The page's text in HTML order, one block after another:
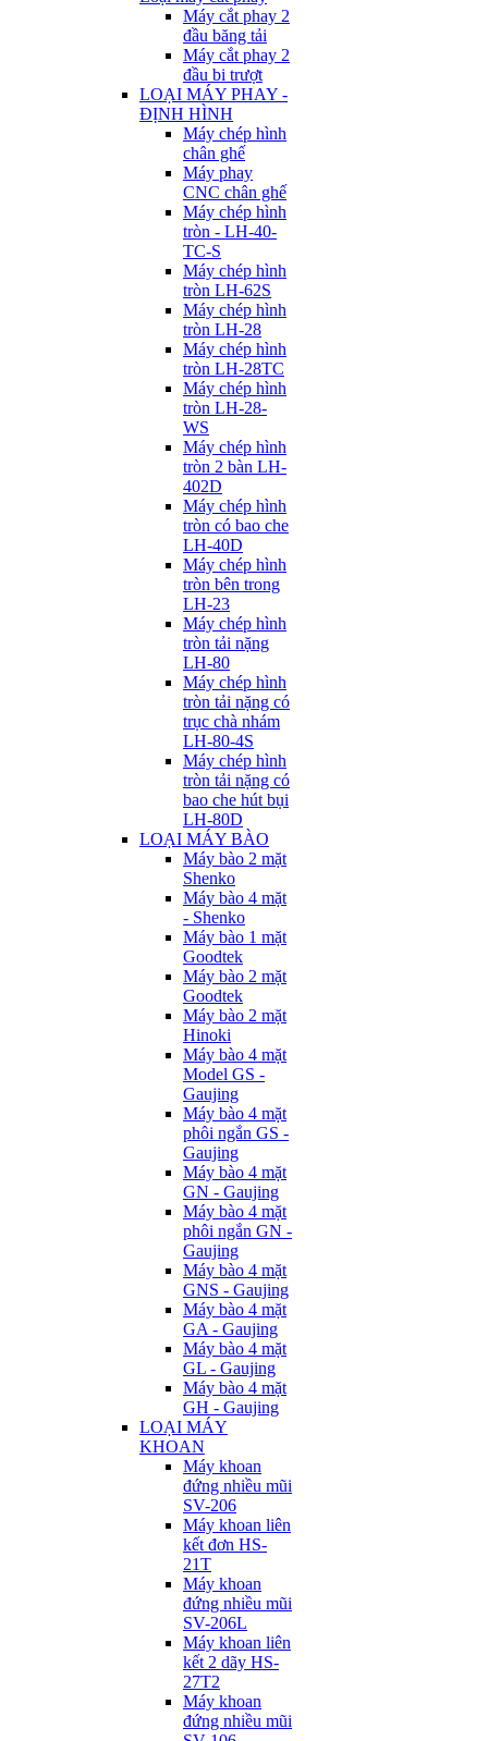
Máy cắt phay 2
đầu băng tải
Máy cắt phay 2
đầu bi trượt
LOẠI MÁY PHAY -
ĐỊNH HÌNH
Máy chép hình
chân ghế
Máy phay
CNC chân ghế
Máy chép hình
tròn - LH-40-
TC-S
Máy chép hình
tròn LH-62S
Máy chép hình
tròn LH-28
Máy chép hình
tròn LH-28TC
Máy chép hình
tròn LH-28-
WS
Máy chép hình
tròn 2 bàn LH-
402D
Máy chép hình
tròn có bao che
LH-40D
Máy chép hình
tròn bên trong
LH-23
Máy chép hình
tròn tải nặng
LH-80
Máy chép hình
tròn tải nặng có
trục chà nhám
LH-80-4S
Máy chép hình
tròn tải nặng có
bao che hút bụi
LH-80D
LOẠI MÁY BÀO
Máy bào 2 mặt
Shenko
Máy bào 4 mặt
- Shenko
Máy bào 1 mặt
Goodtek
Máy bào 2 mặt
Goodtek
Máy bào 2 mặt
Hinoki
Máy bào 4 mặt
Model GS -
Gaujing
Máy bào 4 mặt
phôi ngắn GS -
Gaujing
Máy bào 4 mặt
GN - Gaujing
Máy bào 4 mặt
phôi ngắn GN -
Gaujing
Máy bào 4 mặt
GNS - Gaujing
Máy bào 4 mặt
GA - Gaujing
Máy bào 4 mặt
GL - Gaujing
Máy bào 4 mặt
GH - Gaujing
LOẠI MÁY
KHOAN
Máy khoan
đứng nhiều mũi
SV-206
Máy khoan liên
kết đơn HS-
21T
Máy khoan
đứng nhiều mũi
SV-206L
Máy khoan liên
kết 2 dãy HS-
27T2
Máy khoan
đứng nhiều mũi